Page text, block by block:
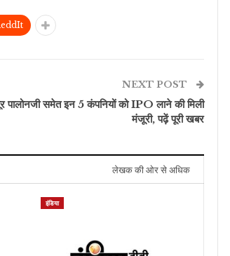
NEXT POST
पालोनजी समेत इन 5 कंपनियों को IPO लाने की मिली
मंजूरी, पढ़ें पूरी खबर
लेखक की ओर से अधिक
इंडिया
रिलीज से पहले की छप्परफाड़